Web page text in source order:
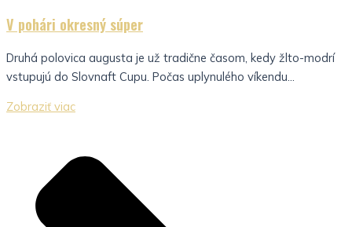
V pohári okresný súper
Druhá polovica augusta je už tradične časom, kedy žlto-modrí
vstupujú do Slovnaft Cupu. Počas uplynulého víkendu...
Zobraziť viac